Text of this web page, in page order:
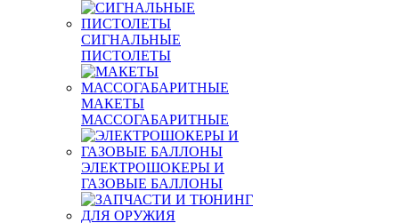
СИГНАЛЬНЫЕ
ПИСТОЛЕТЫ
МАКЕТЫ
МАССОГАБАРИТНЫЕ
ЭЛЕКТРОШОКЕРЫ И
ГАЗОВЫЕ БАЛЛОНЫ